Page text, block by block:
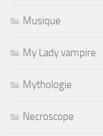
Musique
My Lady vampire
Mythologie
Necroscope